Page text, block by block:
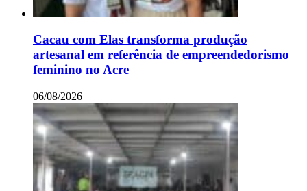
Cacau com Elas transforma produção
artesanal em referência de empreendedorismo
feminino no Acre
06/08/2026